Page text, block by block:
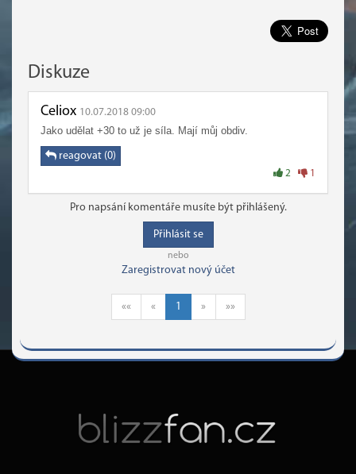
Diskuze
Celiox 10.07.2018 09:00
Jako udělat +30 to už je síla. Mají můj obdiv.
reagovat (0)
2 1
Pro napsání komentáře musíte být přihlášený.
Přihlásit se
nebo
Zaregistrovat nový účet
«« « 1 » »»